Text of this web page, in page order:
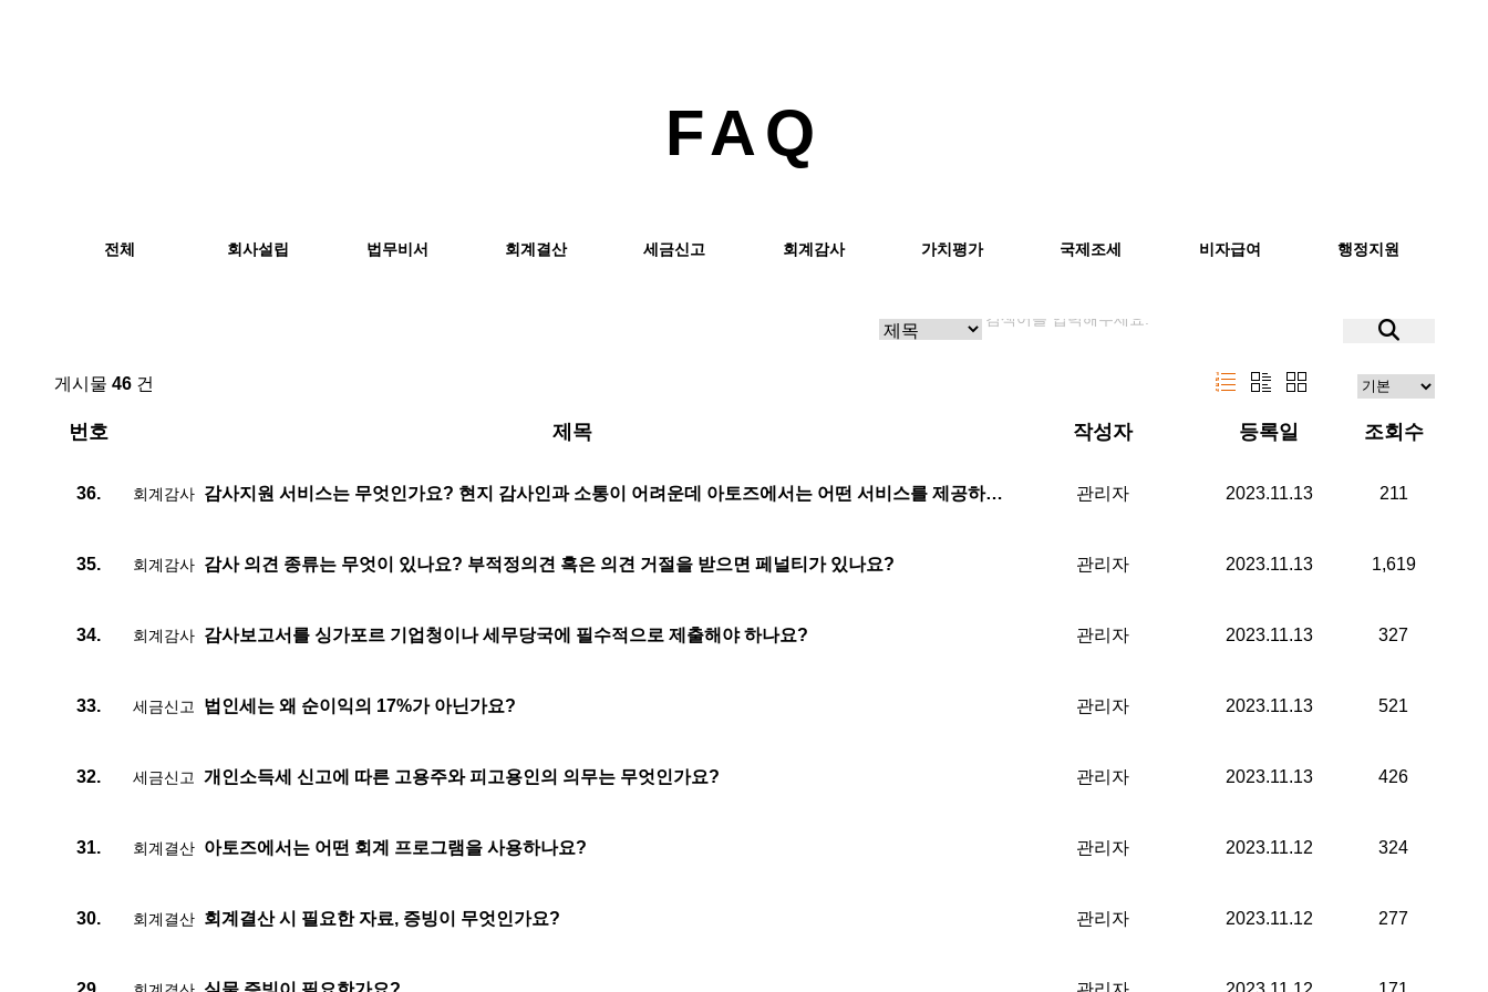
FAQ
전체 회사설립 법무비서 회계결산 세금신고 회계감사 가치평가 국제조세 비자급여 행정지원
게시물 46건
번호 제목 작성자 등록일 조회수
36. 회계감사 감사지원 서비스는 무엇인가요? 현지 감사인과 소통이 어려운데 아토즈에서는 어떤 서비스를 제공하나요? 관리자 2023.11.13 211
35. 회계감사 감사 의견 종류는 무엇이 있나요? 부적정의견 혹은 의견 거절을 받으면 페널티가 있나요? 관리자 2023.11.13 1,619
34. 회계감사 감사보고서를 싱가포르 기업청이나 세무당국에 필수적으로 제출해야 하나요? 관리자 2023.11.13 327
33. 세금신고 법인세는 왜 순이익의 17%가 아닌가요? 관리자 2023.11.13 521
32. 세금신고 개인소득세 신고에 따른 고용주와 피고용인의 의무는 무엇인가요? 관리자 2023.11.13 426
31. 회계결산 아토즈에서는 어떤 회계 프로그램을 사용하나요? 관리자 2023.11.12 324
30. 회계결산 회계결산 시 필요한 자료, 증빙이 무엇인가요? 관리자 2023.11.12 277